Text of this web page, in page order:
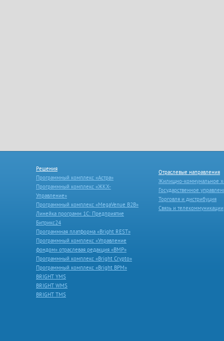
Решения
Программный комплекс «Астра»
Программный комплекс «ЖКХ-
Управление»
Программный комплекс «MegaVenue B2B»
Линейка программ 1С: Предприятие
Битрикс24
Программная платформа «Bright REST»
Программный комплекс «Управление
фондом» отраслевая редакция «ВМР»
Программный комплекс «Bright Crypto»
Программный комплекс «Bright BPM»
BRIGHT YMS
BRIGHT WMS
BRIGHT TMS
Отраслевые направления
Жилищно-коммунальное
Государственное
Торговля и дистрибуция
Связь и телекоммуникации